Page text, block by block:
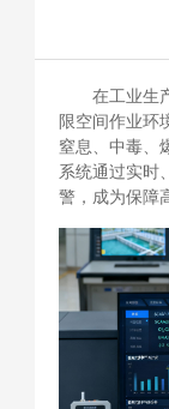
在工业生
限空间作业环
窒息、中毒、
系统通过实时
警，成为保障